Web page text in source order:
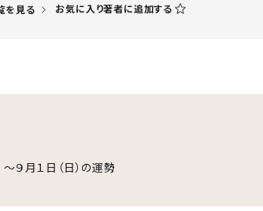
を見る お気に入り著者に追加する
９月１日（日）の運勢